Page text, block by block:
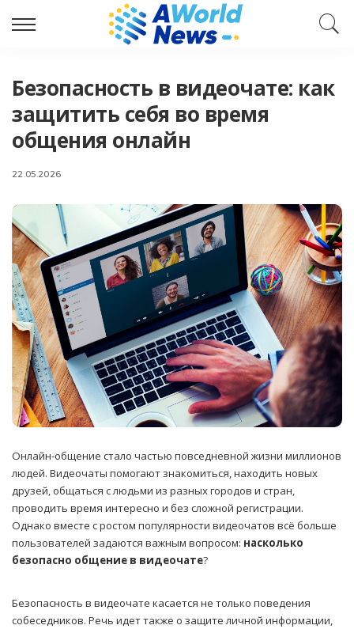
Безопасность в видеочате: как
защитить себя во время
общения онлайн
22.05.2026
Онлайн-общение стало частью повседневной жизни миллионов
людей. Видеочаты помогают знакомиться, находить новых
друзей, общаться с людьми из разных городов и стран,
проводить время интересно и без сложной регистрации.
Однако вместе с ростом популярности видеочатов всё больше
пользователей задаются важным вопросом: насколько
безопасно общение в видеочате?
Безопасность в видеочате касается не только поведения
собеседников. Речь идет также о защите личной информации,